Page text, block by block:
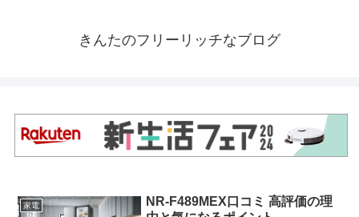
きんたのフリーリッチなブログ
家電
NR-F489MEX口コミ 高評価の理